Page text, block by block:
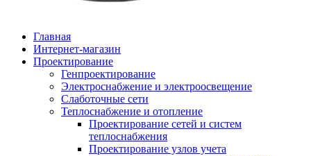
Главная
Интернет-магазин
Проектирование
Генпроектирование
Электроснабжение и электроосвещение
Слаботочные сети
Теплоснабжение и отопление
Проектирование сетей и систем
теплоснабжения
Проектирование узлов учета